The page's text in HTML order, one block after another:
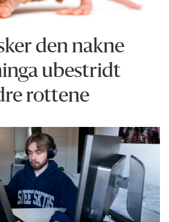
den nakne
ubestridt
rottene